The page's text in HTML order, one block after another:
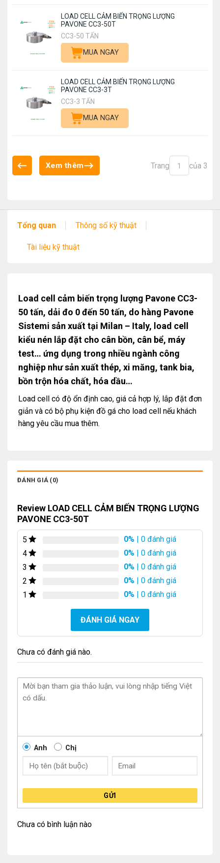
LOAD CELL CẢM BIẾN TRỌNG LƯỢNG
PAVONE CC3-50T
CC3-50 TẤN
MUA NGAY
LOAD CELL CẢM BIẾN TRỌNG LƯỢNG
PAVONE CC3-3T
CC3-3 TẤN
MUA NGAY
Xem thêm Trang 1 của 3
Tổng quan Thông số kỹ thuật
Tài liệu kỹ thuật
Load cell cảm biến trọng lượng Pavone CC3-
50 tấn, dải đo 0 đến 50 tấn, do hàng Pavone
Sistemi sản xuất tại Milan – Italy, load cell
kiểu nén lắp đặt cho cân bồn, cân bể, máy
test… ứng dụng trong nhiều ngành công
nghiệp như sản xuất thép, xi măng, tank bia,
bồn trộn hóa chất, hóa dầu…
Load cell có độ ổn định cao, giá cả hợp lý, lắp đặt đơn
giản và có bộ phụ kiện đồ gá cho load cell nếu khách
hàng yêu cầu mua thêm.
ĐÁNH GIÁ (0)
Review LOAD CELL CẢM BIẾN TRỌNG LƯỢNG
PAVONE CC3-50T
5 0% | 0 đánh giá
4
0% | 0 đánh giá
3
0% | 0 đánh giá
2
0% | 0 đánh giá
1
0% | 0 đánh giá
ĐÁNH GIÁ NGAY
Chưa có đánh giá nào.
Anh Chị
GỬI
Chưa có bình luận nào